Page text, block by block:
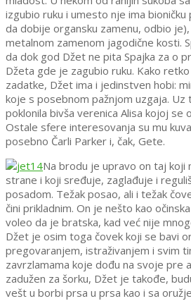
izgubio ruku i umesto nje ima
da dobije organsku zamenu, odbio
metalnom zamenom jagodične kosti.
da dok god Džet ne pita Spajka za o
Džeta gde je zagubio ruku. Kako
zadatke, Džet ima i jedinstven hobi:
koje s posebnom pažnjom uzgaja. Uz
poklonila bivša verenica Alisa kojoj se
Ostale sfere interesovanja su mu
posebno Čarli Parker i, čak, Gete.
Na brodu je upravo on taj koji
strane i koji sređuje, zaglađuje i
posadom. Težak posao, ali i težak
čini prikladnim. On je nešto kao
voleo da je bratska, kad već nije
Džet je osim toga čovek koji se bavi
pregovaranjem, istraživanjem i svim
zavrzlamama koje dođu na svoje pre
zadužen za šorku, Džet je takođe,
vešt u borbi prsa u prsa kao i sa